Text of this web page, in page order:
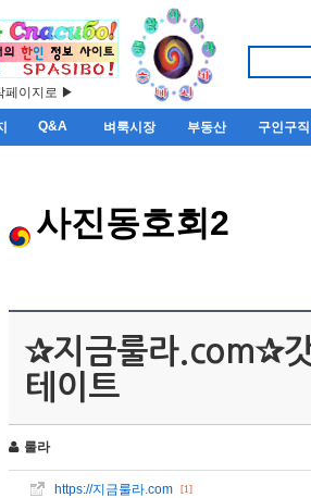
페이지로 ▶
Q&A 벼룩시장 부동산 구인구직
사진동호회2
✰지금룰라.com✰갓
테이트
룰라
https://지금룰라.com [1]